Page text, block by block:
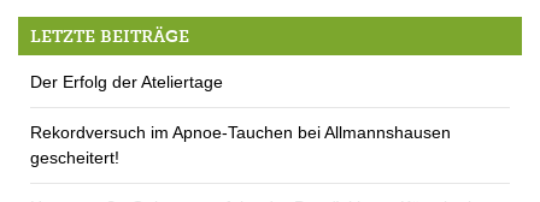
LETZTE BEITRÄGE
Der Erfolg der Ateliertage
Rekordversuch im Apnoe-Tauchen bei Allmannshausen
gescheitert!